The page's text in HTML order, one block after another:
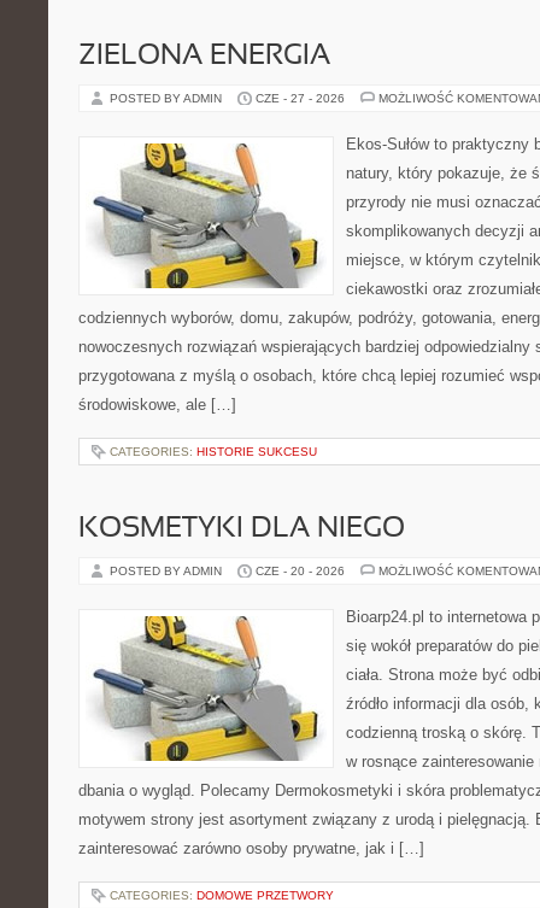
ZIELONA ENERGIA
POSTED BY ADMIN CZE - 27 - 2026 MOŻLIWOŚĆ
Ekos-Sułów to praktyczny
natury, który pokazuje, że
przyrody nie musi
skomplikowanych decyzji
miejsce, w którym
ciekawostki oraz
codziennych wyborów, domu, zakupów, podróży, gotowania,
nowoczesnych rozwiązań wspierających bardziej odpowiedzialny
przygotowana z myślą o osobach, które chcą lepiej rozumieć
środowiskowe, ale […]
CATEGORIES: HISTORIE SUKCESU
KOSMETYKI DLA NIEGO
POSTED BY ADMIN CZE - 20 - 2026 MOŻLIWOŚĆ
Bioarp24.pl to internetowa
się wokół preparatów do
ciała. Strona może być
źródło informacji dla osób,
codzienną troską o skórę.
w rosnące
dbania o wygląd. Polecamy Dermokosmetyki i skóra
motywem strony jest asortyment związany z urodą i pielęgnacją.
zainteresować zarówno osoby prywatne, jak i […]
CATEGORIES: DOMOWE PRZETWORY